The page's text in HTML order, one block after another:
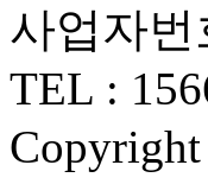
사업자번
TEL :